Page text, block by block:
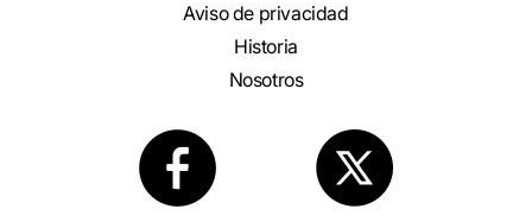
Aviso de privacidad
Historia
Nosotros